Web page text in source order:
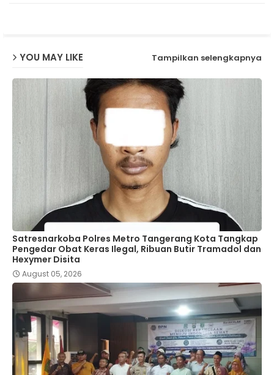
YOU MAY LIKE Tampilkan selengkapnya
Satresnarkoba Polres Metro Tangerang Kota Tangkap
Pengedar Obat Keras Ilegal, Ribuan Butir Tramadol dan
Hexymer Disita
August 05, 2026